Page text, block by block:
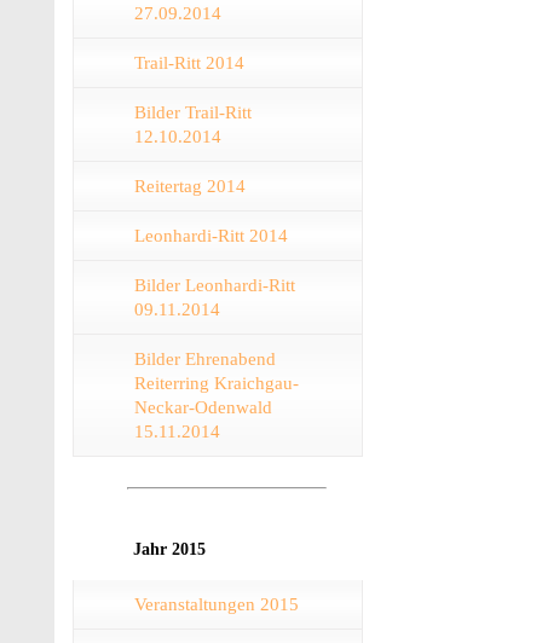
27.09.2014
Trail-Ritt 2014
Bilder Trail-Ritt
12.10.2014
Reitertag 2014
Leonhardi-Ritt 2014
Bilder Leonhardi-Ritt
09.11.2014
Bilder Ehrenabend
Reiterring Kraichgau-
Neckar-Odenwald
15.11.2014
Jahr 2015
Veranstaltungen 2015